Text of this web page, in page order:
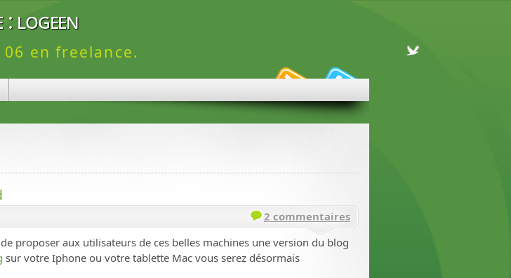
: logeen
en freelance.
2 commentaires
proposer aux utilisateurs de ces belles machines une version du blog
sur votre Iphone ou votre tablette Mac vous serez désormais